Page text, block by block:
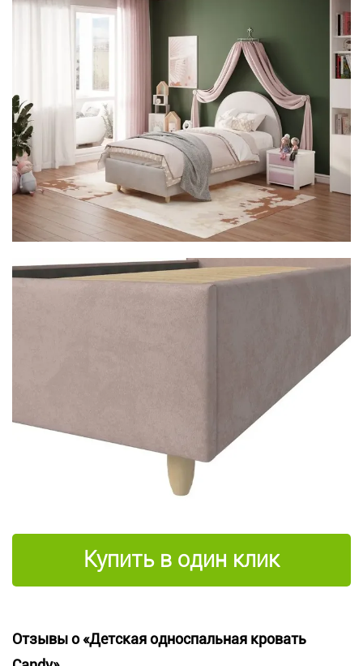
Купить в один клик
Отзывы о «Детская односпальная кровать